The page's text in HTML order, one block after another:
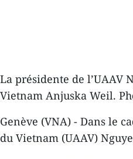
La présidente de l’UAAV
Vietnam Anjuska Weil.
Genève (VNA) - Dans le
du Vietnam (UAAV)